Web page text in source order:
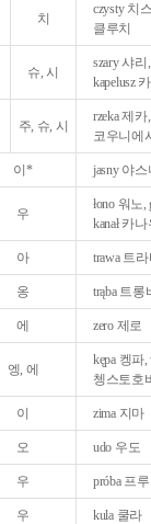
치
czysty 치
클루치
슈, 시
szary 샤리
kapelusz
주, 슈, 시
rzeka 제카
코우니에시
이* jasny 야스
우
łono 워노,
kanał 카나
아 trawa 트
옹 trąba 트롱
에 zero 제로
엥, 에
kępa 켕파,
쳉스토호
이 zima 지마
오 udo 우도
우 próba 프
우 kula 쿨라